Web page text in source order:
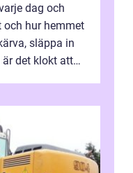
dag och
och hur hemmet
släppa in
det klokt att